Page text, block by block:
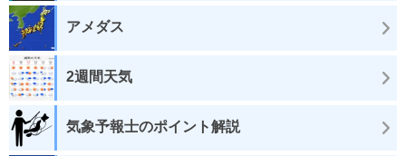
アメダス
2週間天気
気象予報士のポイント解説